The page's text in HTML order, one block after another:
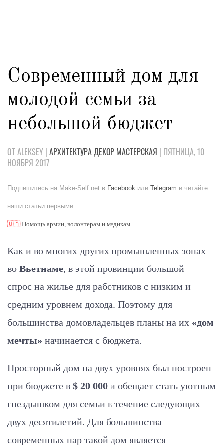
Современный дом для
молодой семьи за
небольшой бюджет
ОТ ALEKSEY | АРХИТЕКТУРАДЕКОР МАСТЕРСКАЯ | ПЯТНИЦА, 10
НОЯБРЯ 2017
Подпишитесь на Make-Self.net в Facebook или Telegram и читайте
наши статьи первыми.
🇺🇦Помощь армии, волонтерам и медикам.
Как и во многих других промышленных зонах
во Вьетнаме, в этой провинции большой
спрос на жилье для работников с низким и
средним уровнем дохода. Поэтому для
большинства домовладельцев планы на их «дом
мечты» начинается с бюджета.
Просторный дом на двух уровнях был построен
при бюджете в $ 20 000 и обещает стать уютным
гнездышком для семьи в течение следующих
двух десятилетий. Для большинства
современных пар такой дом является